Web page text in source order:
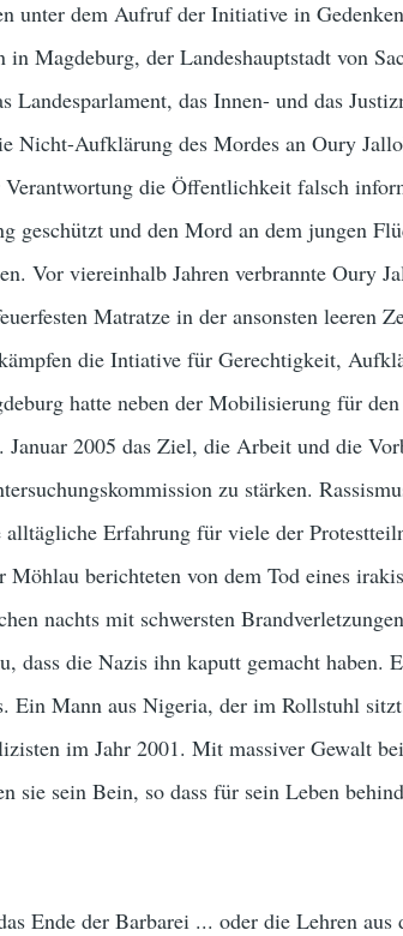
unter dem Aufruf der Initiative in
in Magdeburg, der Landeshauptstadt von
Landesparlament, das Innen- und das
Nicht-Aufklärung des Mordes an Oury
Verantwortung die Öffentlichkeit falsch
geschützt und den Mord an dem jungen
Vor viereinhalb Jahren verbrannte Oury
Matratze in der ansonsten leeren
die Intiative für Gerechtigkeit,
hatte neben der Mobilisierung für
Januar 2005 das Ziel, die Arbeit und die
zu stärken.
Erfahrung für viele der
berichteten von dem Tod eines
nachts mit schwersten
dass die Nazis ihn kaputt gemacht haben.
Ein Mann aus Nigeria, der im Rollstuhl
im Jahr 2001. Mit massiver Gewalt
sie sein Bein, so dass für sein Leben
Ende der Barbarei ... oder die Lehren